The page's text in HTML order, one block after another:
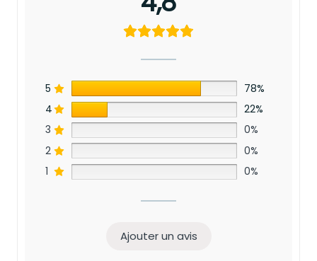
5
78%
4
22%
3
0%
2
0%
1
0%
Ajouter un avis